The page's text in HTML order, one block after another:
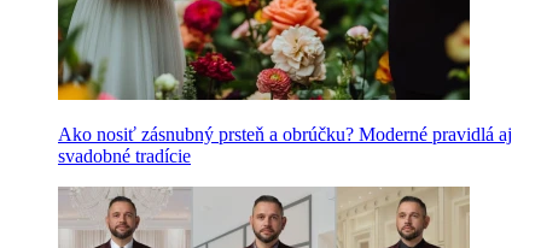
Ako nosiť zásnubný prsteň a obrúčku? Moderné pravidlá aj
svadobné tradície